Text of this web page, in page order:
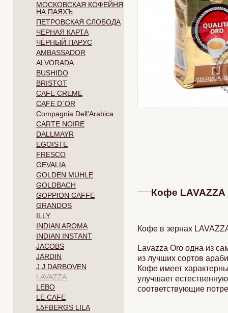
МОСКОВСКАЯ КОФЕЙНЯ
НА ПАЯХЪ
ПЕТРОВСКАЯ СЛОБОДА
ЧЕРНАЯ КАРТА
ЧЁРНЫЙ ПАРУС
AMBASSADOR
ALVORADA
BUSHIDO
BRISTOT
CAFE CREME
CAFE D`OR
Compagnia Dell'Arabica
CARTE NOIRE
DALLMAYR
EGOISTE
FRESCO
GEVALIA
GOLDEN MUHLE
GOLDBACH
GOPPION CAFFE
GRANDOS
ILLY
INDIAN AROMA
INDIAN INSTANT
JACOBS
JARDIN
J.J.DARBOVEN
LAVAZZA
LEBO
LE CAFE
LöFBERGS LILA
Кофе LAVAZZA
Кофе в зернах
Lavazza Oro одна из
из лучших сортов
Кофе имеет
улучшает
соответствующие